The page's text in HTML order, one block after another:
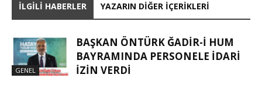
İLGILI HABERLER YAZARIN DIĞER İÇERIKLERI
GENEL
BAŞKAN ÖNTÜRK ĞADIR-İ HUM
BAYRAMINDA PERSONELE İDARI
İZIN VERDI